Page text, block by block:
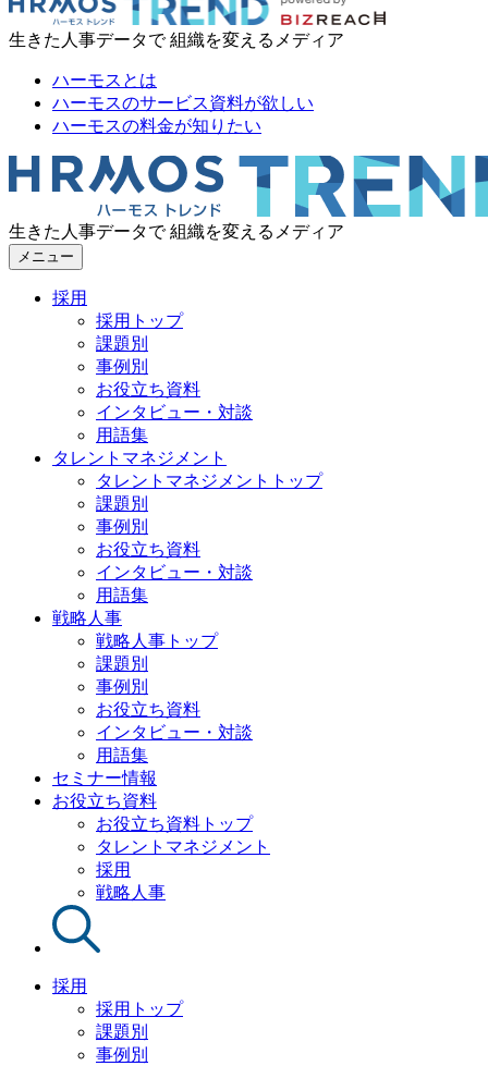
生きた人事データで 組織を変えるメディア
ハーモスとは
ハーモスのサービス資料が欲しい
ハーモスの料金が知りたい
生きた人事データで 組織を変えるメディア
メニュー
採用
採用トップ
課題別
事例別
お役立ち資料
インタビュー・対談
用語集
タレントマネジメント
タレントマネジメントトップ
課題別
事例別
お役立ち資料
インタビュー・対談
用語集
戦略人事
戦略人事トップ
課題別
事例別
お役立ち資料
インタビュー・対談
用語集
セミナー情報
お役立ち資料
お役立ち資料トップ
タレントマネジメント
採用
戦略人事
採用
採用トップ
課題別
事例別